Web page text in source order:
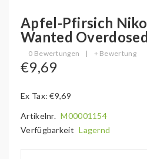
Apfel-Pfirsich
Wanted Overdosed
0 Bewertungen | + Bewertung
€9,69
Ex Tax: €9,69
Artikelnr. M00001154
Verfügbarkeit Lagernd